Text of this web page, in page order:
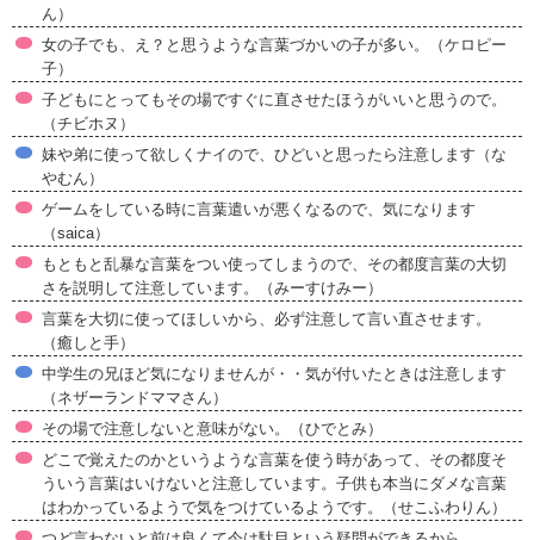
ん）
女の子でも、え？と思うような言葉づかいの子が多い。（ケロピー
子）
子どもにとってもその場ですぐに直させたほうがいいと思うので。
（チビホヌ）
妹や弟に使って欲しくナイので、ひどいと思ったら注意します（な
やむん）
ゲームをしている時に言葉遣いが悪くなるので、気になります
（saica）
もともと乱暴な言葉をつい使ってしまうので、その都度言葉の大切
さを説明して注意しています。（みーすけみー）
言葉を大切に使ってほしいから、必ず注意して言い直させます。
（癒しと手）
中学生の兄ほど気になりませんが・・気が付いたときは注意します
（ネザーランドママさん）
その場で注意しないと意味がない。（ひでとみ）
どこで覚えたのかというような言葉を使う時があって、その都度そ
ういう言葉はいけないと注意しています。子供も本当にダメな言葉
はわかっているようで気をつけているようです。（せこふわりん）